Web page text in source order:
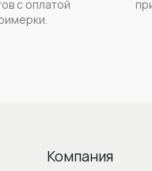
с оплатой
Компания